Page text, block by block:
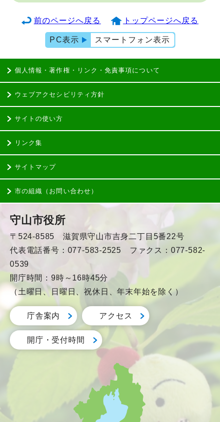
前のページへ戻る トップページへ戻る
PC表示 スマートフォン表示
個人情報・著作権・リンク・免責事項について
ウェブアクセシビリティ方針
サイトの使い方
リンク集
サイトマップ
市の組織（お問い合わせ）
守山市役所
〒524-8585 滋賀県守山市吉身二丁目5番22号
代表電話番号：077-583-2525 ファクス：077-582-
0539
開庁時間：9時～16時45分
（土曜日、日曜日、祝休日、年末年始を除く）
庁舎案内 アクセス
開庁・受付時間